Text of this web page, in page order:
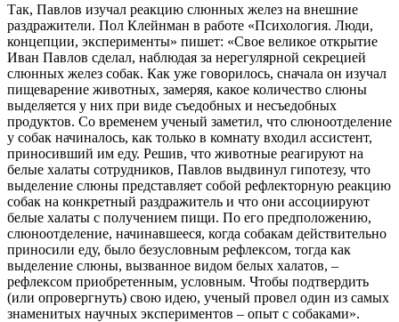
Так, Павлов изучал реакцию слюнных желез на внешние
раздражители. Пол Клейнман в работе «Психология. Люди,
концепции, эксперименты» пишет: «Свое великое открытие
Иван Павлов сделал, наблюдая за нерегулярной секрецией
слюнных желез собак. Как уже говорилось, сначала он изучал
пищеварение животных, замеряя, какое количество слюны
выделяется у них при виде съедобных и несъедобных
продуктов. Со временем ученый заметил, что слюноотделение
у собак начиналось, как только в комнату входил ассистент,
приносивший им еду. Решив, что животные реагируют на
белые халаты сотрудников, Павлов выдвинул гипотезу, что
выделение слюны представляет собой рефлекторную реакцию
собак на конкретный раздражитель и что они ассоциируют
белые халаты с получением пищи. По его предположению,
слюноотделение, начинавшееся, когда собакам действительно
приносили еду, было безусловным рефлексом, тогда как
выделение слюны, вызванное видом белых халатов, –
рефлексом приобретенным, условным. Чтобы подтвердить
(или опровергнуть) свою идею, ученый провел один из самых
знаменитых научных экспериментов – опыт с собаками».